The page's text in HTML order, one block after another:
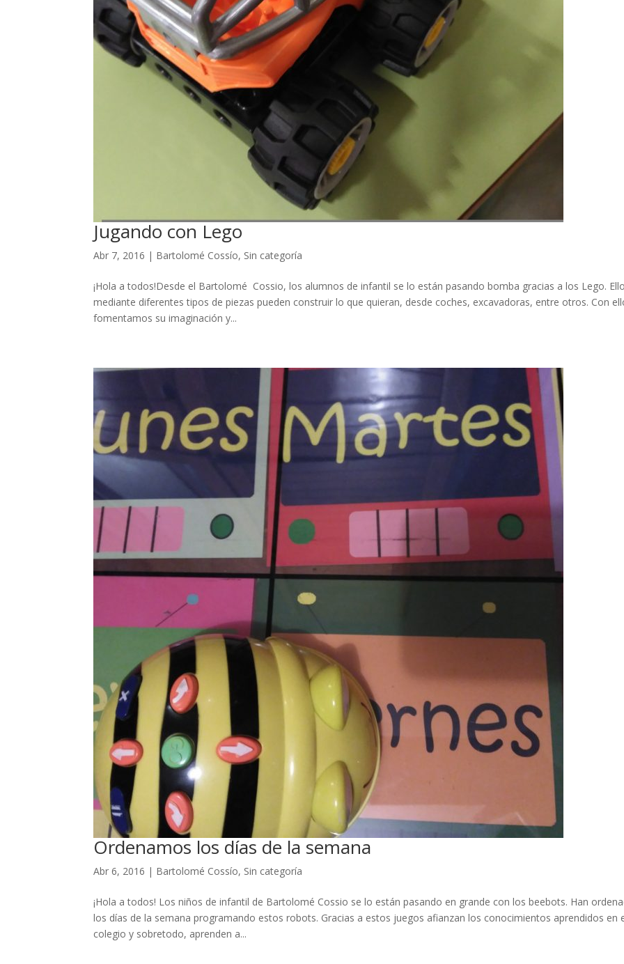
Jugando con Lego
Abr 7, 2016 | Bartolomé Cossío, Sin categoría
¡Hola a todos!Desde el Bartolomé Cossio, los alumnos de infantil se lo están pasando bomba gracias a los Lego.
mediante diferentes tipos de piezas pueden construir lo que quieran, desde coches, excavadoras, entre otros. Con
fomentamos su imaginación y...
Ordenamos los días de la semana
Abr 6, 2016 | Bartolomé Cossío, Sin categoría
¡Hola a todos! Los niños de infantil de Bartolomé Cossio se lo están pasando en grande con los beebots. Han
los días de la semana programando estos robots. Gracias a estos juegos afianzan los conocimientos aprendidos en
colegio y sobretodo, aprenden a...